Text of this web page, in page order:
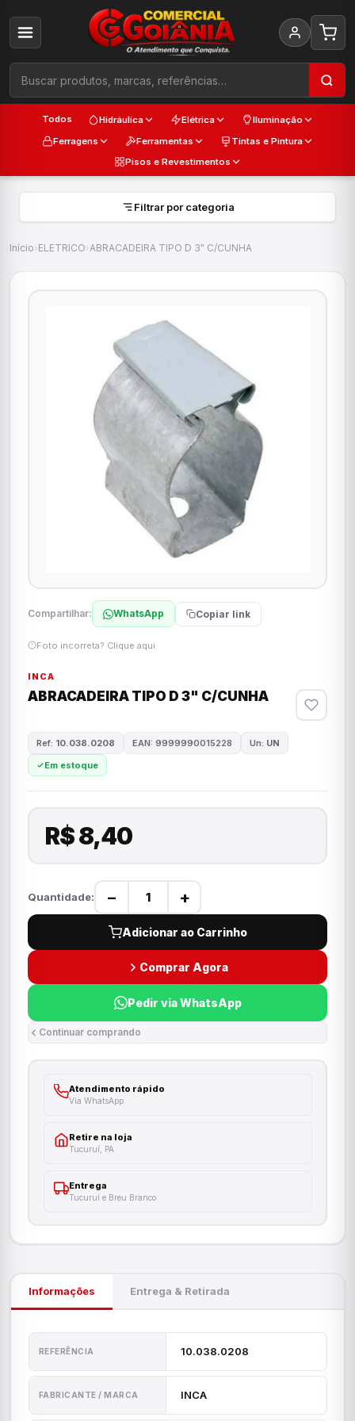
Todos Hidráulica Elétrica
Iluminação
Ferragens
Ferramentas
Tintas e Pintura
Pisos e Revestimentos
Filtrar por categoria
Início›ELETRICO›ABRACADEIRA TIPO D 3" C/CUNHA
Compartilhar: WhatsApp Copiar link
Foto incorreta? Clique aqui
INCA
ABRACADEIRA TIPO D 3" C/CUNHA
Ref: 10.038.0208 EAN: 9999990015228 Un: UN
Em estoque
R$ 8,40
Quantidade: − +
Adicionar ao Carrinho
Comprar Agora
Pedir via WhatsApp
Continuar comprando
Atendimento rápido
Via WhatsApp
Retire na loja
Tucuruí, PA
Entrega
Tucuruí e Breu Branco
Informações Entrega & Retirada
REFERÊNCIA 10.038.0208
FABRICANTE / MARCA INCA